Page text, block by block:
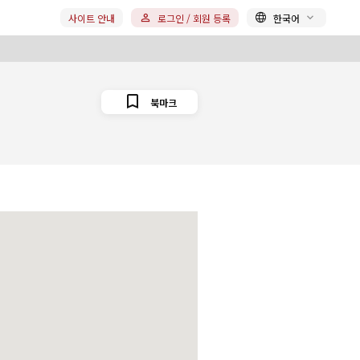
사이트 안내 로그인 / 회원 등록 한국어
북마크